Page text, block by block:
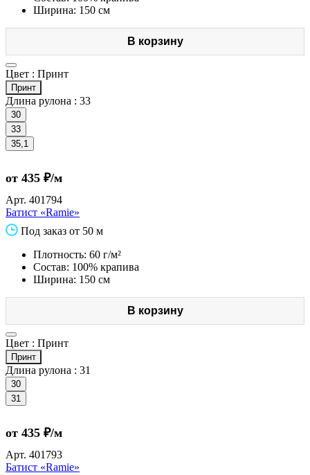
Ширина: 150 см
В корзину
Цвет : Принт
Принт
Длина рулона : 33
30
33
35,1
от 435 ₽/м
Арт. 401794
Батист «Ramie»
Под заказ от 50 м
Плотность: 60 г/м²
Состав: 100% крапива
Ширина: 150 см
В корзину
Цвет : Принт
Принт
Длина рулона : 31
30
31
от 435 ₽/м
Арт. 401793
Батист «Ramie»